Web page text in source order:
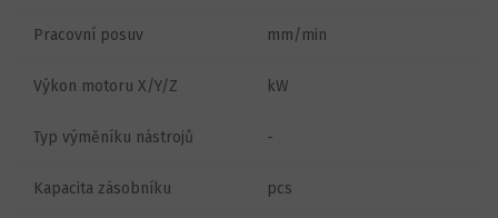
Pracovní posuv mm/min
Výkon motoru X/Y/Z kW
Typ výměníku nástrojů -
Kapacita zásobníku pcs